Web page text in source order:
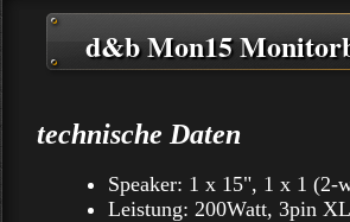
d&b Mon15
technische Daten
Speaker: 1 x 15", 1 x 1 (2-
Leistung: 200Watt, 3pin